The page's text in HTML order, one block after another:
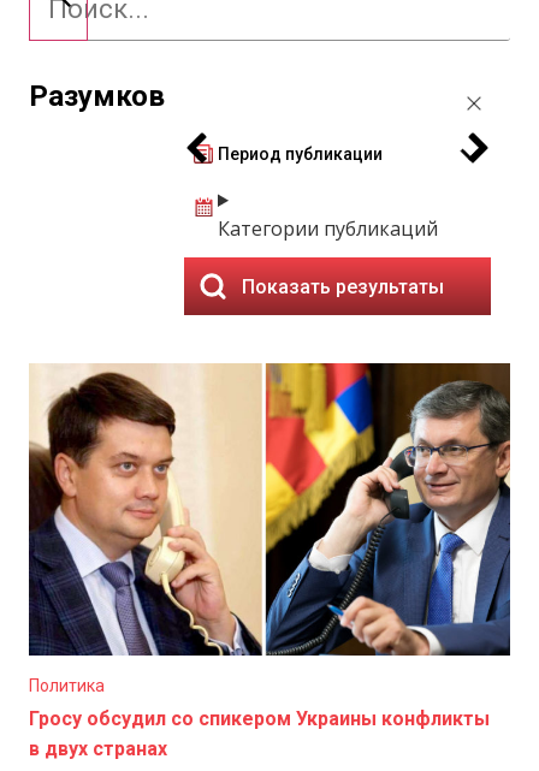
Разумков
Период публикации
Категории публикаций
Показать результаты
Политика
Гросу обсудил со спикером Украины конфликты
в двух странах